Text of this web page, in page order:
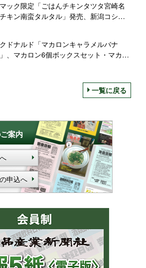
ック限定「ごはんチキンタツタ宮崎名
キン南蛮タルタル」発売、新潟コシヒ
ドナルド「マカロンキャラメルバナ
、マカロン6個ボックスセット・マカロ
一覧に戻る
案内
申込へ